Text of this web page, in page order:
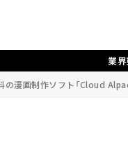
業
の漫画制作ソフト「Cloud